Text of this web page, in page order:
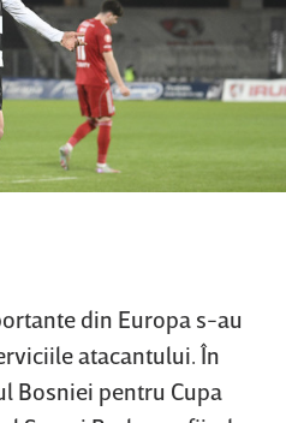
din Europa s-au
atacantului. În
Bosniei pentru Cupa